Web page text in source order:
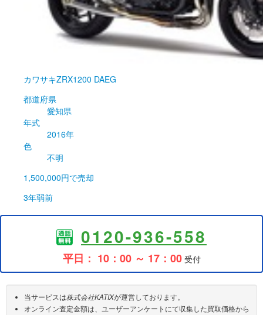
カワサキZRX1200 DAEG
都道府県
愛知県
年式
2016年
色
不明
1,500,000円で売却
3年弱前
0120-936-558
平日： 10：00 ～ 17：00受付
当サービスは株式会社KATIXが運営しております。
オンライン査定金額は、ユーザーアンケートにて収集した買取価格から